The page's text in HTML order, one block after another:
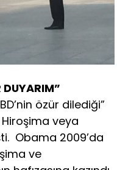
DUYARIM”
özür dilediği”
veya
Obama 2009’da
ve